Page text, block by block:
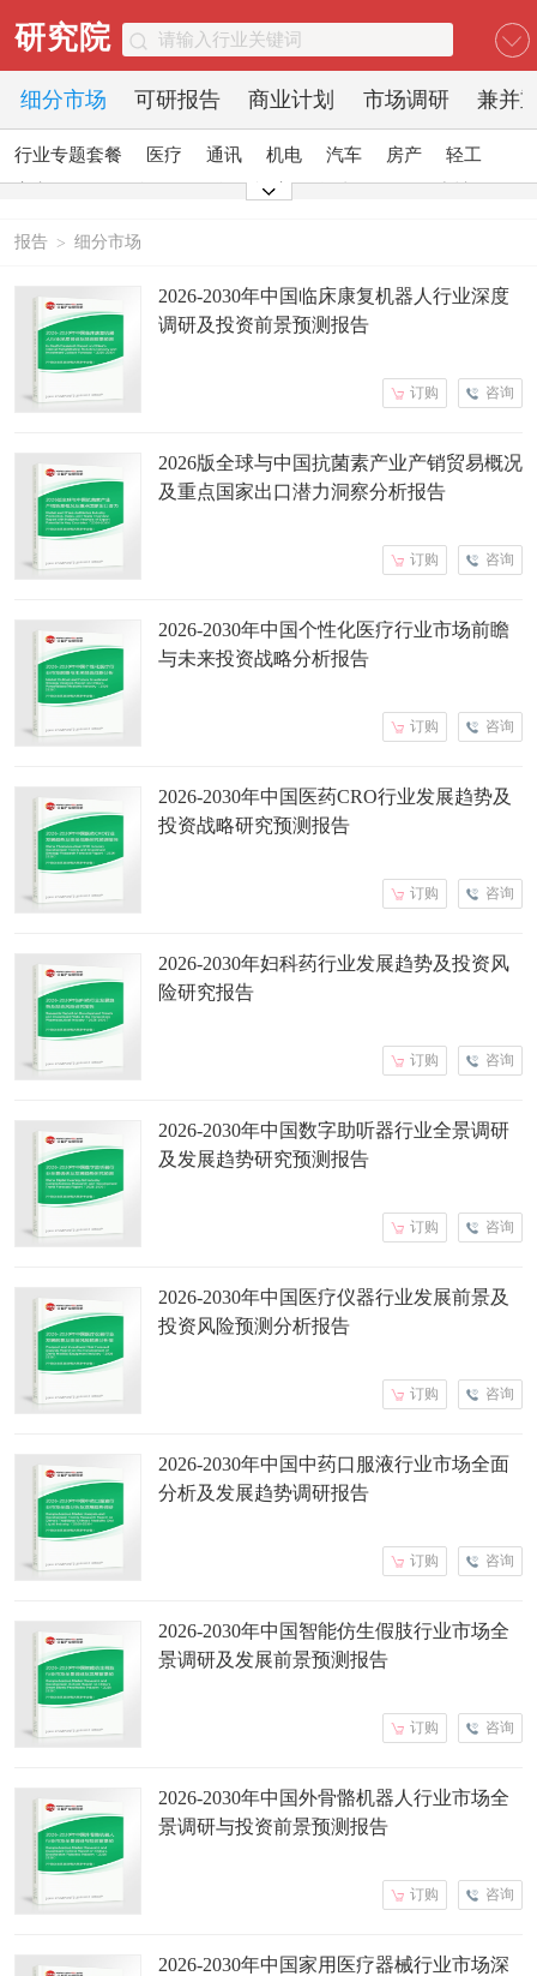
研究院
细分市场 可研报告 商业计划 市场调研 兼并
行业专题套餐 医疗 通讯 机电 汽车 房产
轻工
酒店
报告 > 细分市场
2026-2030年中国临床康复机器人行业深度
调研及投资前景预测报告
咨询
订购
2026版全球与中国抗菌素产业产销贸易概况
及重点国家出口潜力洞察分析报告
咨询
订购
2026-2030年中国个性化医疗行业市场前瞻
与未来投资战略分析报告
咨询
订购
2026-2030年中国医药CRO行业发展趋势及
投资战略研究预测报告
咨询
订购
2026-2030年妇科药行业发展趋势及投资风
险研究报告
咨询
订购
2026-2030年中国数字助听器行业全景调研
及发展趋势研究预测报告
咨询
订购
2026-2030年中国医疗仪器行业发展前景及
投资风险预测分析报告
咨询
订购
2026-2030年中国中药口服液行业市场全面
分析及发展趋势调研报告
咨询
订购
2026-2030年中国智能仿生假肢行业市场全
景调研及发展前景预测报告
咨询
订购
2026-2030年中国外骨骼机器人行业市场全
景调研与投资前景预测报告
咨询
订购
2026-2030年中国家用医疗器械行业市场深